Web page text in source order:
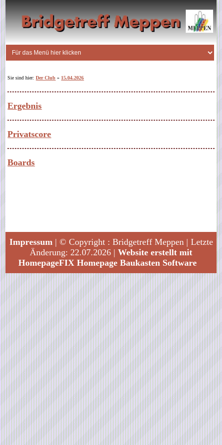
Sie sind hier:Der Club » 15.04.2026
Ergebnis
Privatscore
Boards
Impressum | © Copyright : Bridgetreff Meppen | Letzte
Änderung: 22.07.2026 | Website erstellt mit
HomepageFIX Homepage Baukasten Software